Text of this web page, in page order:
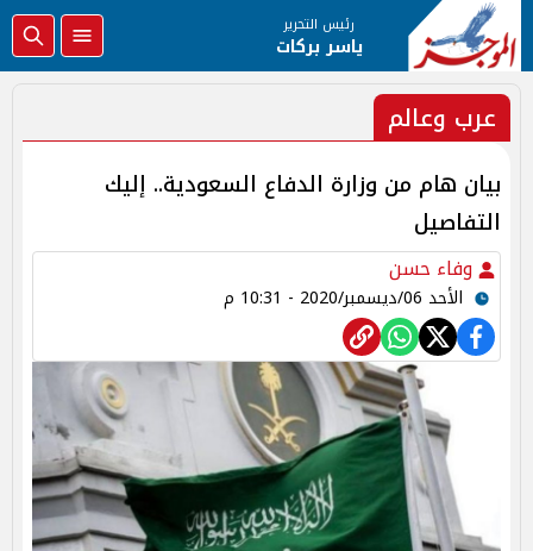
رئيس التحرير
ياسر بركات
عرب وعالم
بيان هام من وزارة الدفاع السعودية.. إليك
التفاصيل
وفاء حسن
الأحد 06/ديسمبر/2020 - 10:31 م